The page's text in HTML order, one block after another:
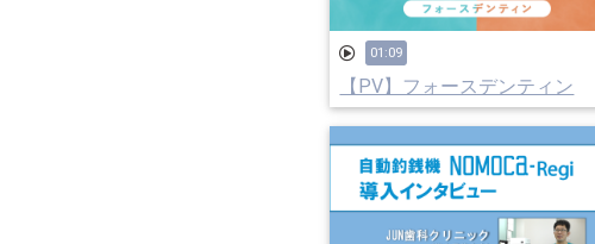
01:09
【PV】フォースデンティン